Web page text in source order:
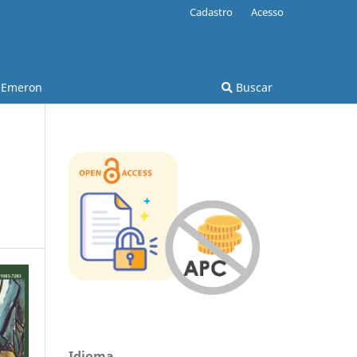
Emeron Buscar
Cadastro Acesso